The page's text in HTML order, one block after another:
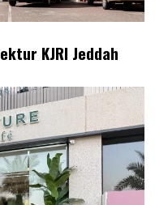
KJRI Jeddah